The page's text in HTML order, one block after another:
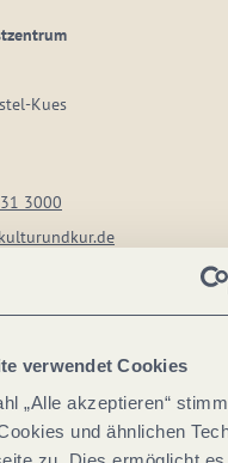
verwendet Cookies
„Alle akzeptieren“
und ähnlichen
Kues
3000